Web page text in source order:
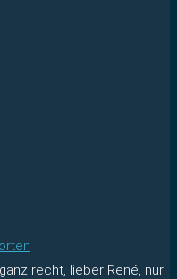
recht, lieber René, nur